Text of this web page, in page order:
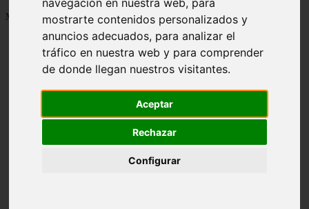
mostrarte contenidos personalizados y
anuncios adecuados, para analizar el
tráfico en nuestra web y para comprender
de donde llegan nuestros visitantes.
Aceptar
Rechazar
Configurar
Mostrando 1 - 24 de 1287 artículos
Contraindicaciones del espino amarillo: conocelas
ahora